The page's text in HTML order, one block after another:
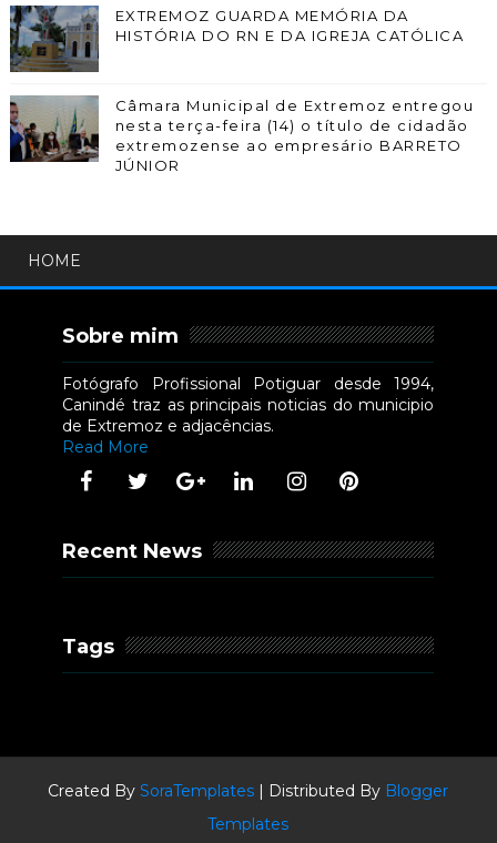
EXTREMOZ GUARDA MEMÓRIA DA
HISTÓRIA DO RN E DA IGREJA CATÓLICA
Câmara Municipal de Extremoz entregou
nesta terça-feira (14) o título de cidadão
extremozense ao empresário BARRETO
JÚNIOR
HOME
Sobre mim
Fotógrafo Profissional Potiguar desde 1994,
Canindé traz as principais noticias do municipio
de Extremoz e adjacências.
Read More
Recent News
Tags
Created BySoraTemplates | Distributed By Blogger
Templates